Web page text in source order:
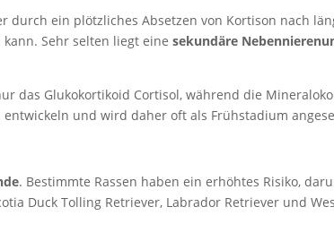
durch ein plötzliches Absetzen von Kortison nach
kann. Sehr selten liegt einesekundäre
das Glukokortikoid Cortisol, während die
und wird daher oft als Frühstadium
. Bestimmte Rassen haben ein erhöhtes Risiko,
Duck Tolling Retriever, Labrador Retriever und